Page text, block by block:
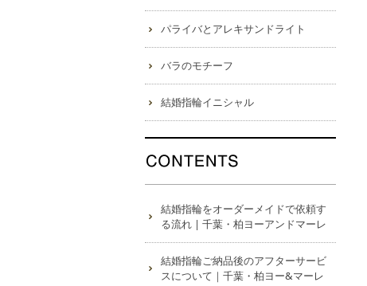
パライバとアレキサンドライト
バラのモチーフ
結婚指輪イニシャル
結婚指輪をオーダーメイドで依頼す
る流れ | 千葉・柏ヨーアンドマーレ
結婚指輪ご納品後のアフターサービ
スについて｜千葉・柏ヨー&マーレ